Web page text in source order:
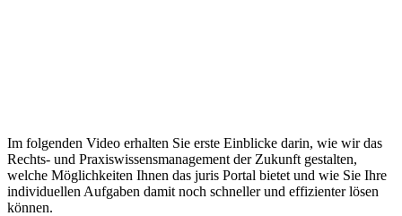
Im folgenden Video erhalten Sie erste Einblicke darin, wie wir das
Rechts- und Praxiswissensmanagement der Zukunft gestalten,
welche Möglichkeiten Ihnen das juris Portal bietet und wie Sie Ihre
individuellen Aufgaben damit noch schneller und effizienter lösen
können.